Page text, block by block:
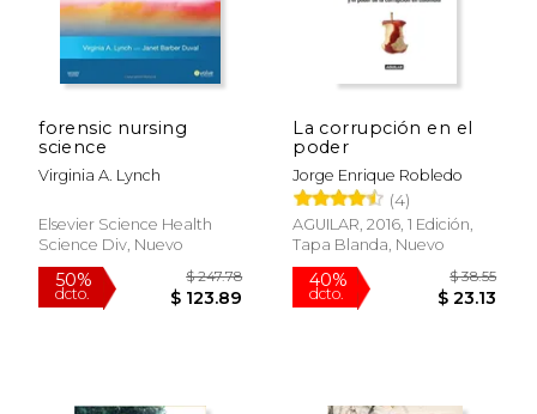
dcto. $ 18.66
40%
dcto.
forensic nursing
science
Virginia A. Lynch
Elsevier Science Health
Science Div, Nuevo
La corrupción en el
poder
Jorge Enrique Robledo
(4)
AGUILAR, 2016, 1 Edición,
Tapa Blanda, Nuevo